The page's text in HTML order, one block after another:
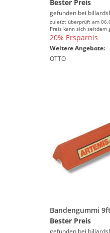
Bester Preis
gefunden bei
zuletzt überprüft am
Preis kann sich seitdem
20% Ersparnis
Weitere Angebote:
OTTO
Bester Preis
gefunden bei